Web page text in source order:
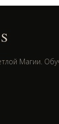
Магии.